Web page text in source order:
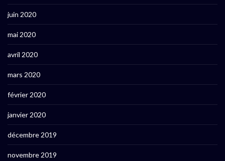
juin 2020
mai 2020
avril 2020
mars 2020
février 2020
janvier 2020
décembre 2019
novembre 2019